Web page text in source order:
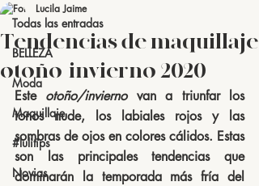
Todas las entradas
BELLEZA
Moda
Maquillaje
#lulitips
Novias
Tendencias de maquillaje
otoño-invierno 2020
Lucila Jaime
Este otoño/invierno van a triunfar los
tonos nude, los labiales rojos y las
sombras de ojos en colores cálidos. Estas
son las principales tendencias que
dominarán la temporada más fría del